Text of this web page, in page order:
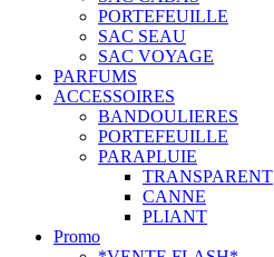
PORTEFEUILLE
SAC SEAU
SAC VOYAGE
PARFUMS
ACCESSOIRES
BANDOULIERES
PORTEFEUILLE
PARAPLUIE
TRANSPARENT
CANNE
PLIANT
Promo